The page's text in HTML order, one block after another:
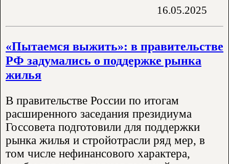
16.05.2025
«Пытаемся выжить»: в правительстве
РФ задумались о поддержке рынка
жилья
В правительстве России по итогам
расширенного заседания президиума
Госсовета подготовили для поддержки
рынка жилья и стройотрасли ряд мер, в
том числе нефинансового характера,